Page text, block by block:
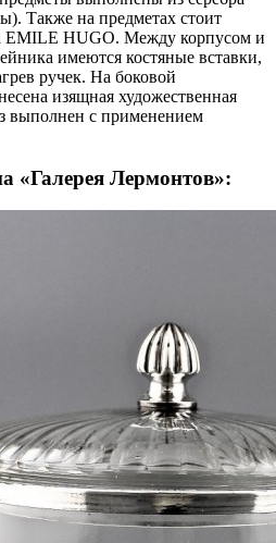
Также на предметах стоит
EMILE HUGO. Между корпусом и
имеются костяные вставки,
ручек. На боковой
изящная художественная
выполнен с применением
«Галерея Лермонтов»: